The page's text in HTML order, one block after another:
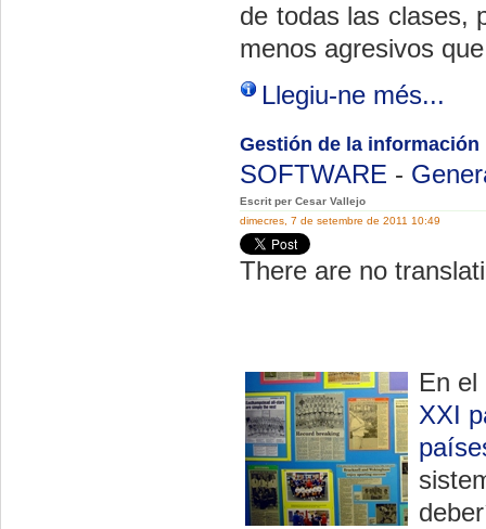
de todas las clases,
menos agresivos
Llegiu-ne més...
Gestión de la información
SOFTWARE -
Escrit per Cesar Vallejo
dimecres, 7 de setembre de 2011 10:49
There are no
En el
XXI